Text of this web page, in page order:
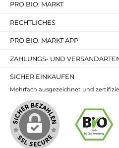
PRO BIO. MARKT
RECHTLICHES
PRO BIO. MARKT APP
ZAHLUNGS- UND
SICHER EINKAUFEN
Mehrfach ausgezeichnet und